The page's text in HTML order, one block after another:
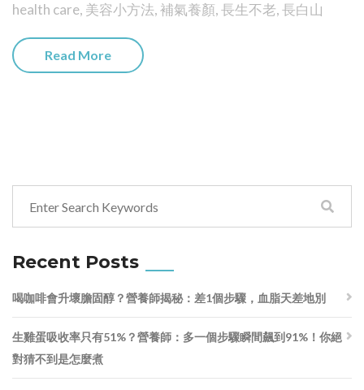
health care, 美容小方法,補氣養顏,長生不老,長白山
Read More
Recent Posts
喝咖啡會升壞膽固醇？營養師揭秘：差1個步驟，血脂天差地別
生雞蛋吸收率只有51%？營養師：多一個步驟瞬間飆到91%！你絕
對猜不到是怎麼煮